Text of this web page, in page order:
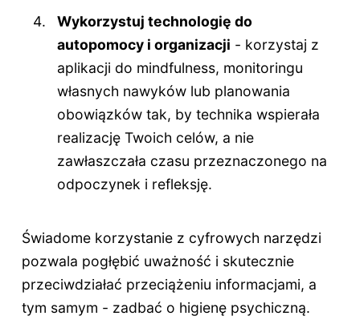
Wykorzystuj technologię do
autopomocy i organizacji - korzystaj z
aplikacji do mindfulness, monitoringu
własnych nawyków lub planowania
obowiązków tak, by technika wspierała
realizację Twoich celów, a nie
zawłaszczała czasu przeznaczonego na
odpoczynek i refleksję.
Świadome korzystanie z cyfrowych narzędzi
pozwala pogłębić uważność i skutecznie
przeciwdziałać przeciążeniu informacjami, a
tym samym - zadbać o higienę psychiczną.